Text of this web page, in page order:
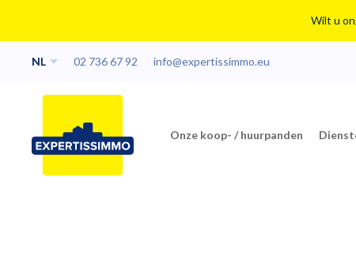
Wilt u
NL 02 736 67 92 info@expertissimmo.eu
Onze koop- / huurpanden